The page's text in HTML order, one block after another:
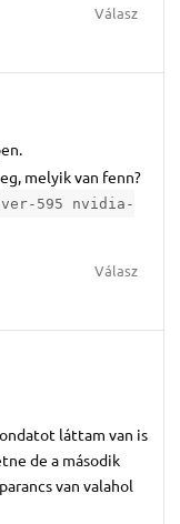
Válasz
melyik van fenn?
595 nvidia-
Válasz
láttam van is
de a második
van valahol